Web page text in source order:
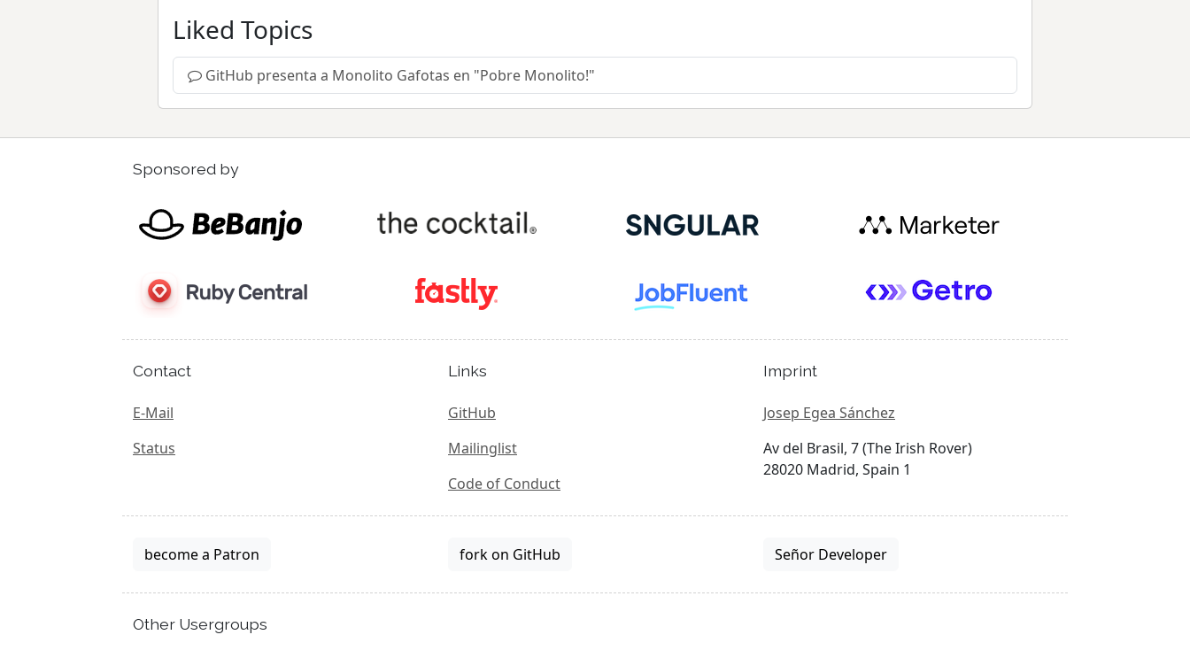
Liked Topics
GitHub presenta a Monolito Gafotas en "Pobre Monolito!"
Sponsored by
Contact
E-Mail
Status
Links
GitHub
Mailinglist
Code of Conduct
Imprint
Josep Egea Sánchez
Av del Brasil, 7 (The Irish Rover)
28020 Madrid, Spain 1
become a Patron fork on GitHub Señor Developer
Other Usergroups